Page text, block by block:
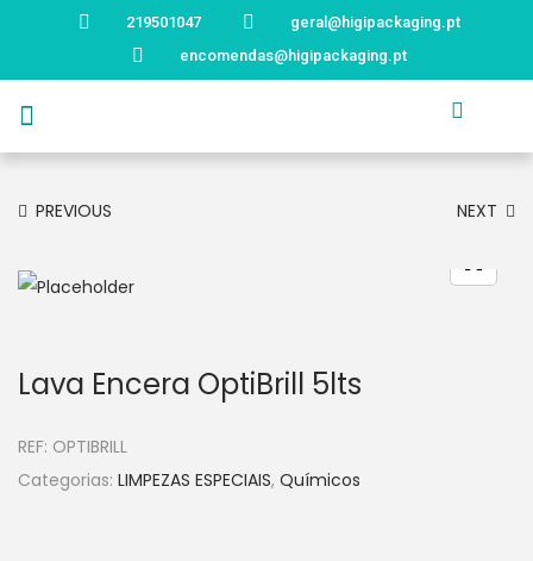
219501047
geral@higipackaging.pt
encomendas@higipackaging.pt
PREVIOUS NEXT
Lava Encera OptiBrill 5lts
REF: OPTIBRILL
Categorias: LIMPEZAS ESPECIAIS, Químicos